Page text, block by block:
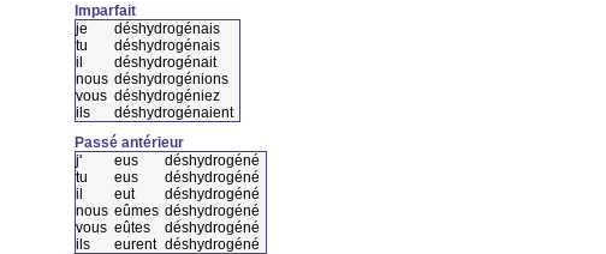
Imparfait
je
déshydrogénais
tu
déshydrogénais
il
déshydrogénait
nous déshydrogénions
vous déshydrogéniez
ils
déshydrogénaient
Passé antérieur
j'
eus
déshydrogéné
tu
eus
déshydrogéné
il
eut
déshydrogéné
nous eûmes déshydrogéné
vous eûtes
déshydrogéné
ils
eurent déshydrogéné